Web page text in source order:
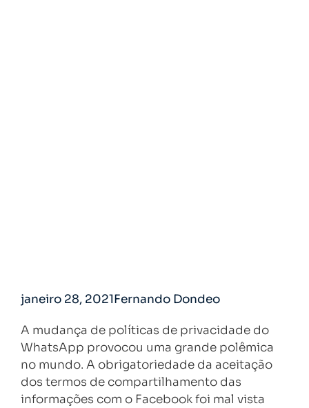
janeiro 28, 2021Fernando Dondeo
A mudança de políticas de privacidade do
WhatsApp provocou uma grande polêmica
no mundo. A obrigatoriedade da aceitação
dos termos de compartilhamento das
informações com o Facebook foi mal vista